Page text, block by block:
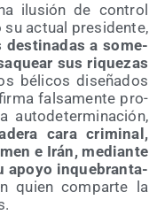
ilu­sión de con­trol
actual pre­si­den­te,
des­ti­na­das a some­
sus rique­zas
béli­cos dise­ña­dos
fal­sa­men­te pro­
auto­de­ter­mi­na­ción,
cara cri­mi­nal,
e Irán, median­te
apo­yo inque­bran­ta­
quien com­par­te la